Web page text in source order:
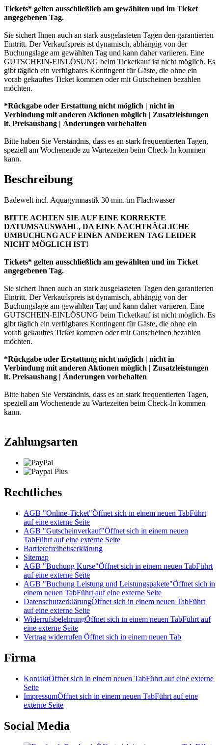
Tickets* gelten ausschließlich am gewählten und im Ticket
angegebenen Tag.
Sie sichert Ihnen auch an stark ausgelasteten Tagen den garantierten
Eintritt. Der Verkaufspreis ist dynamisch, abhängig von der
Buchungslage am gewählten Tag und kann daher variieren. Eine
GUTSCHEIN-EINLÖSUNG beim Ticketkauf ist nicht möglich. Es
gibt täglich ein verfügbares Kontingent für Gäste, die ohne ein
vorab gekauftes Ticket kommen oder mit Gutscheinen bezahlen
möchten.
*Rückgabe oder Erstattung nicht möglich | nicht in
Verbindung mit anderen Aktionen möglich | Zusatzleistungen
lt. Preisaushang | Änderungen vorbehalten
Bitte haben Sie Verständnis, dass es an stark frequentierten Tagen,
speziell am Wochenende zu Wartezeiten beim Check-In kommen
kann.
Beschreibung
Badewelt incl. Aquagymnastik 30 min. im Flachwasser
BITTE ACHTEN SIE AUF EINE KORREKTE
DATUMSAUSWAHL, DA EINE NACHTRÄGLICHE
UMBUCHUNG AUF EINEN ANDEREN TAG LEIDER
NICHT MÖGLICH IST!
Tickets* gelten ausschließlich am gewählten und im Ticket
angegebenen Tag.
Sie sichert Ihnen auch an stark ausgelasteten Tagen den garantierten
Eintritt. Der Verkaufspreis ist dynamisch, abhängig von der
Buchungslage am gewählten Tag und kann daher variieren. Eine
GUTSCHEIN-EINLÖSUNG beim Ticketkauf ist nicht möglich. Es
gibt täglich ein verfügbares Kontingent für Gäste, die ohne ein
vorab gekauftes Ticket kommen oder mit Gutscheinen bezahlen
möchten.
*Rückgabe oder Erstattung nicht möglich | nicht in
Verbindung mit anderen Aktionen möglich | Zusatzleistungen
lt. Preisaushang | Änderungen vorbehalten
Bitte haben Sie Verständnis, dass es an stark frequentierten Tagen,
speziell am Wochenende zu Wartezeiten beim Check-In kommen
kann.
Zahlungsarten
Rechtliches
AGB "Online-Ticket"Öffnet sich in einem neuen TabFührt
auf eine externe Seite
AGB "Gutscheinverkauf"Öffnet sich in einem neuen
TabFührt auf eine externe Seite
Barrierefreiheitserklärung
Sitemap
AGB "Buchung Kurse"Öffnet sich in einem neuen TabFührt
auf eine externe Seite
AGB "Buchung Leistung und Leistungspakete"Öffnet sich in
einem neuen TabFührt auf eine externe Seite
DatenschutzerklärungÖffnet sich in einem neuen TabFührt
auf eine externe Seite
WiderrufsbelehrungÖffnet sich in einem neuen TabFührt auf
eine externe Seite
Vertrag widerrufen Öffnet sich in einem neuen Tab
Firma
KontaktÖffnet sich in einem neuen TabFührt auf eine externe
Seite
ImpressumÖffnet sich in einem neuen TabFührt auf eine
externe Seite
Social Media